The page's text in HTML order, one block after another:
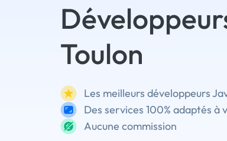
Toulon
Les meilleurs développeurs
Des services 100% adaptés à
Aucune commission